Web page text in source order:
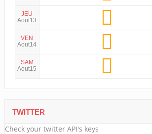
JEU
Aout13
VEN
Aout14
SAM
Aout15
TWITTER
Check your twitter API's keys